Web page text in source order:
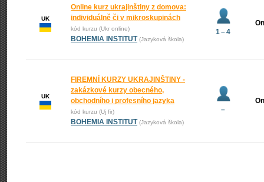
UK
Online kurz ukrajinštiny z domova:
individuálně či v mikroskupinách
kód kurzu (Ukr online)
BOHEMIA INSTITUT (Jazyková škola)
1 – 4
UK
FIREMNÍ KURZY UKRAJINŠTINY -
zakázkové kurzy obecného,
obchodního i profesního jazyka
kód kurzu (Uj fir)
BOHEMIA INSTITUT (Jazyková škola)
–